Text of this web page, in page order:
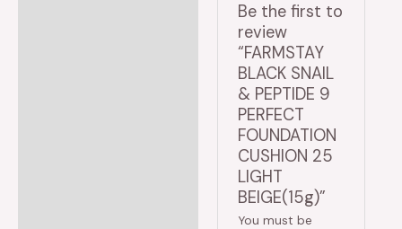
Be the first to
review
“FARMSTAY
BLACK SNAIL
& PEPTIDE 9
PERFECT
FOUNDATION
CUSHION 25
LIGHT
BEIGE(15g)”
You must be